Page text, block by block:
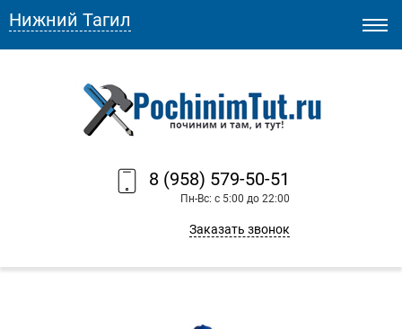
8 (958) 579-50-51
Пн-Вс: с 5:00 до 22:00
Заказать звонок
Нижний Тагил